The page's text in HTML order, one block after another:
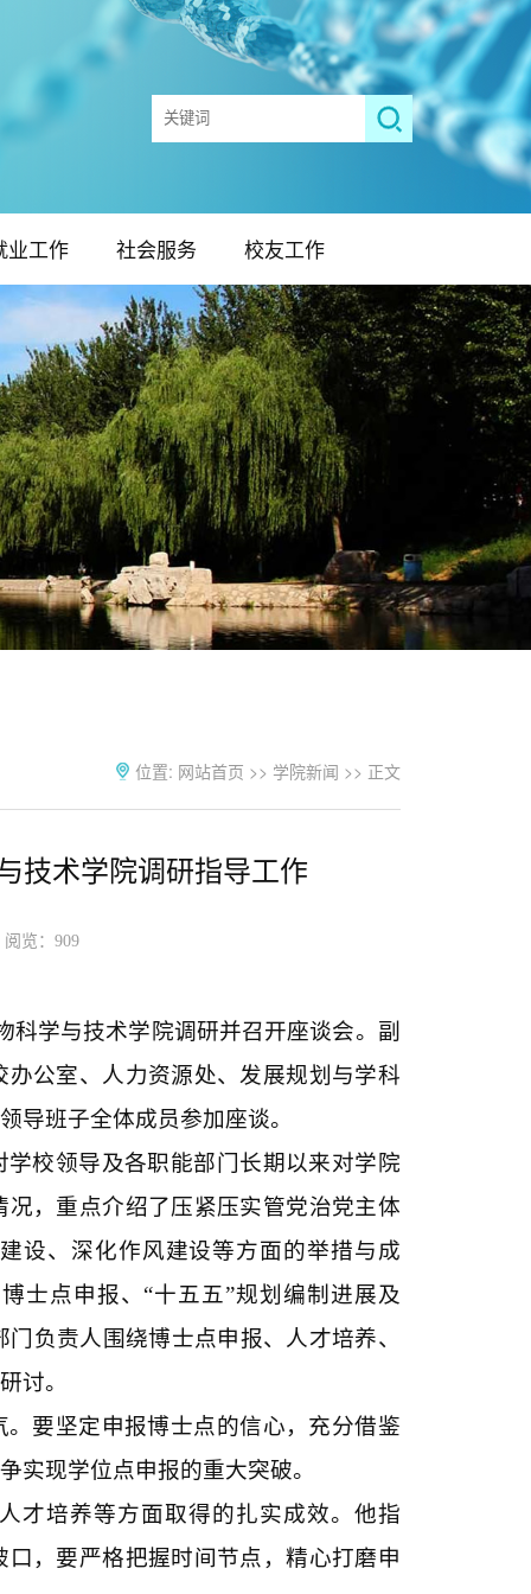
业工作 社会服务 校友工作
位置: 网站首页 >> 学院新闻 >> 正文
技术学院调研指导工作
览：909
学与技术学院调研并召开座谈会。副
公室、人力资源处、发展规划与学科
导班子全体成员参加座谈。
校领导及各职能部门长期以来对学院
，重点介绍了压紧压实管党治党主体
设、深化作风建设等方面的举措与成
士点申报、“十五五”规划编制进展及
负责人围绕博士点申报、人才培养、
讨。
要坚定申报博士点的信心，充分借鉴
实现学位点申报的重大突破。
才培养等方面取得的扎实成效。他指
，要严格把握时间节点，精心打磨申